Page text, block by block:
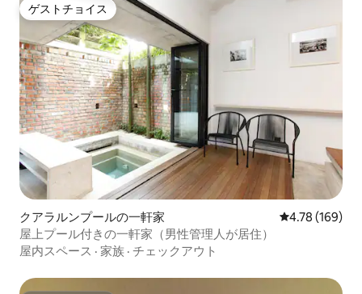
ゲストチョイス
ゲストチョイス
クアラルンプールの一軒家 レビュー169
4.78 (169)
屋上プール付きの一軒家（男性管理人が居住）
屋内スペース · 家族 · チェックアウト